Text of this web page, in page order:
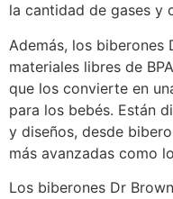
la cantidad de gases y
Además, los biberones
materiales libres de
que los convierte en
para los bebés. Están
y diseños, desde
más avanzadas como
Los biberones Dr